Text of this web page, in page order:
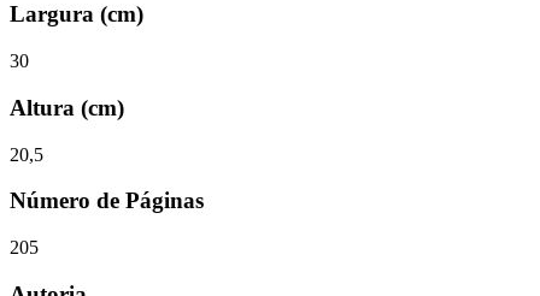
Largura (cm)
30
Altura (cm)
20,5
Número de Páginas
205